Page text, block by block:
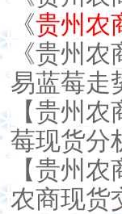
《贵州农
《贵州
易蓝莓走
【贵州
莓现货分
【贵州
农商现货